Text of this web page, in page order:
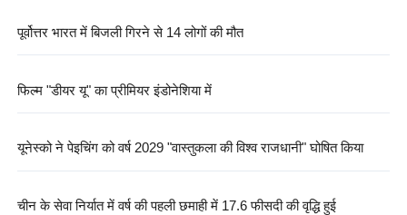
पूर्वोत्तर भारत में बिजली गिरने से 14 लोगों की मौत
फिल्म "डीयर यू" का प्रीमियर इंडोनेशिया में
यूनेस्को ने पेइचिंग को वर्ष 2029 "वास्तुकला की विश्व राजधानी" घोषित किया
चीन के सेवा निर्यात में वर्ष की पहली छमाही में 17.6 फीसदी की वृद्धि हुई